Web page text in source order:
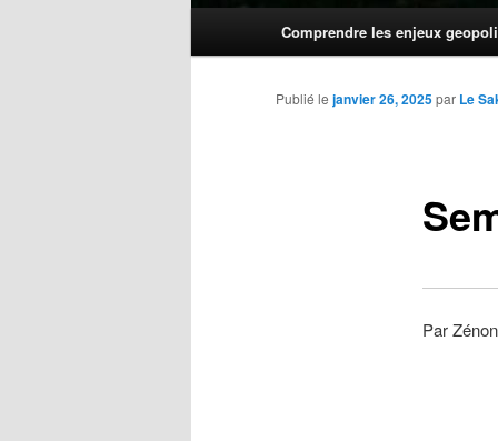
Comprendre les enjeux
Publié le janvier 26, 2025par Le
Par